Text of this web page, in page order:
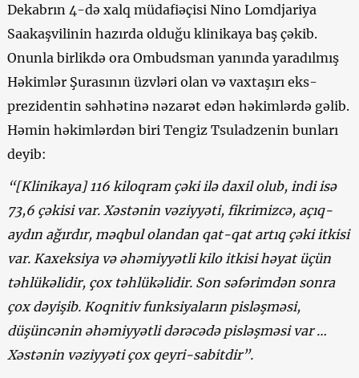
Dekabrın 4-də xalq müdafiəçisi Nino Lomdjariya
Saakaşvilinin hazırda olduğu klinikaya baş çəkib.
Onunla birlikdə ora Ombudsman yanında yaradılmış
Həkimlər Şurasının üzvləri olan və vaxtaşırı eks-
prezidentin səhhətinə nəzarət edən həkimlərdə gəlib.
Həmin həkimlərdən biri Tengiz Tsuladzenin bunları
deyib:
“[Klinikaya] 116 kiloqram çəki ilə daxil olub, indi isə
73,6 çəkisi var. Xəstənin vəziyyəti, fikrimizcə, açıq-
aydın ağırdır, məqbul olandan qat-qat artıq çəki itkisi
var. Kaxeksiya və əhəmiyyətli kilo itkisi həyat üçün
təhlükəlidir, çox təhlükəlidir. Son səfərimdən sonra
çox dəyişib. Koqnitiv funksiyaların pisləşməsi,
düşüncənin əhəmiyyətli dərəcədə pisləşməsi var …
Xəstənin vəziyyəti çox qeyri-sabitdir”.